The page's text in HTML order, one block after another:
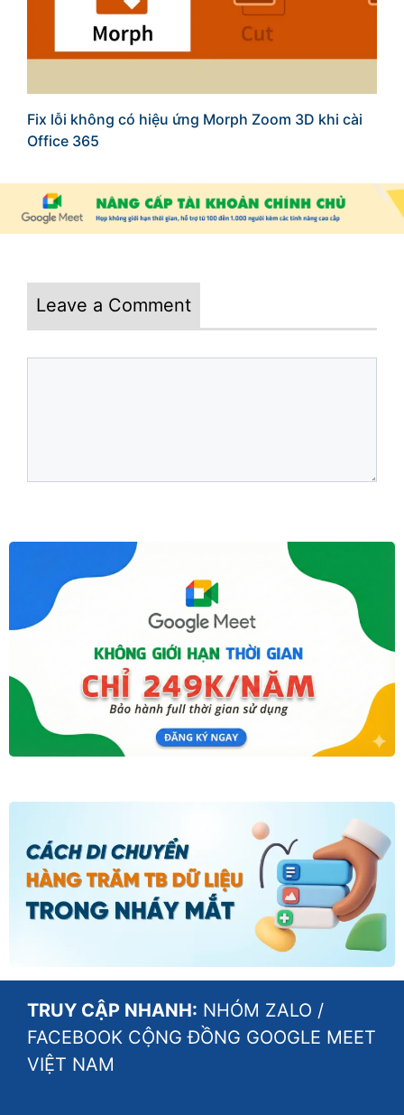
Fix lỗi không có hiệu ứng Morph Zoom 3D khi cài
Office 365
Leave a Comment
TRUY CẬP NHANH: NHÓM ZALO /
FACEBOOK CỘNG ĐỒNG GOOGLE MEET
VIỆT NAM